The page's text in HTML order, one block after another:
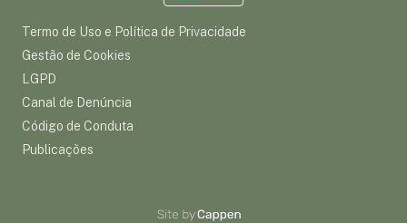
Termo de Uso e Política de Privacidade
Gestão de Cookies
LGPD
Canal de Denúncia
Código de Conduta
Publicações